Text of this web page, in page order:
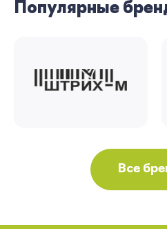
Популярные
Все